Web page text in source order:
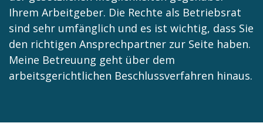
Ihrem Arbeitgeber. Die Rechte als Betriebsrat
sind sehr umfänglich und es ist wichtig, dass Sie
den richtigen Ansprechpartner zur Seite haben.
Meine Betreuung geht über dem
arbeitsgerichtlichen Beschlussverfahren hinaus.